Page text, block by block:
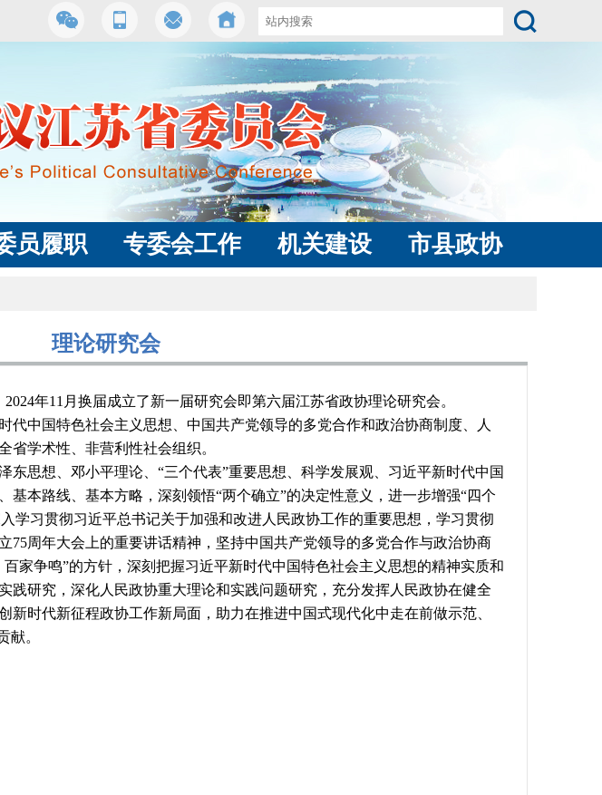
员履职 专委会工作 机关建设 市县政协
理论研究会
年11月换届成立了新一届研究会即第六届江苏省政协理论研究会。
中国特色社会主义思想、中国共产党领导的多党合作和政治协商制度、人
省学术性、非营利性社会组织。
思想、邓小平理论、“三个代表”重要思想、科学发展观、习近平新时代中国
基本路线、基本方略，深刻领悟“两个确立”的决定性意义，进一步增强“四个
学习贯彻习近平总书记关于加强和改进人民政协工作的重要思想，学习贯彻
75周年大会上的重要讲话精神，坚持中国共产党领导的多党合作与政治协商
家争鸣”的方针，深刻把握习近平新时代中国特色社会主义思想的精神实质和
践研究，深化人民政协重大理论和实践问题研究，充分发挥人民政协在健全
时代新征程政协工作新局面，助力在推进中国式现代化中走在前做示范、
献。